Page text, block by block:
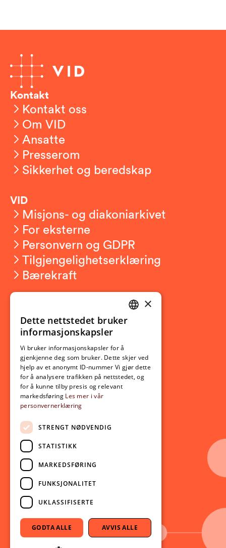
Kontakt
Kontakt oss
Om VID
Ansatte
Presserom
Sikkerhet og beredskap
VID
Misjons- og diakoniarkivet
For eksterne
Personvern og GDPR
Tilgjengelighetserklæring
Bærekraft
Ny student
Utveksling
Opptak
Lov- og regelverk
Aktuelt
Nyheter
Arrangementer
Nyhetsbrev
Ledige stillinger
Følg oss på sosiale medier:
Facebook
Instagram
Youtube
LinkedIn
TikTok
NORWEGIAN
×
Dette nettstedet bruker
informasjonskapsler
Vi bruker informasjonskapsler for å
gjenkjenne deg som bruker. Dette skjer ved
hjelp av et anonymt ID-nummer Vi gjør dette
for å analysere trafikken på nettstedet, og
for å kunne tilby presis og relevant
markedsføring Les mer i vår
personvernerklæring
STRENGT NØDVENDIG
STATISTIKK
MARKEDSFØRING
FUNKSJONALITET
UKLASSIFISERTE
GODTA ALLE AVVIS ALLE